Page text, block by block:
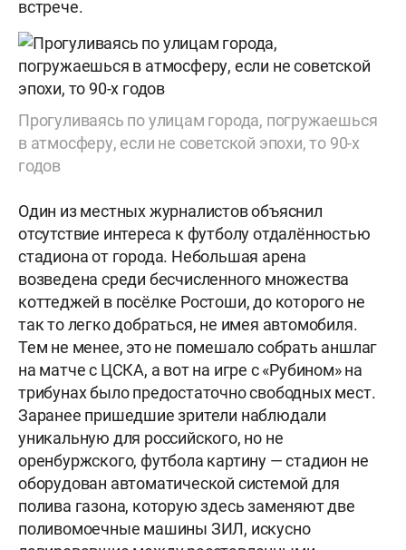
встрече.
Прогуливаясь по улицам города, погружаешься
в атмосферу, если не советской эпохи, то 90-х
годов
Один из местных журналистов объяснил
отсутствие интереса к футболу отдалённостью
стадиона от города. Небольшая арена
возведена среди бесчисленного множества
коттеджей в посёлке Ростоши, до которого не
так то легко добраться, не имея автомобиля.
Тем не менее, это не помешало собрать аншлаг
на матче с ЦСКА, а вот на игре с «Рубином» на
трибунах было предостаточно свободных мест.
Заранее пришедшие зрители наблюдали
уникальную для российского, но не
оренбуржского, футбола картину — стадион не
оборудован автоматической системой для
полива газона, которую здесь заменяют две
поливомоечные машины ЗИЛ, искусно